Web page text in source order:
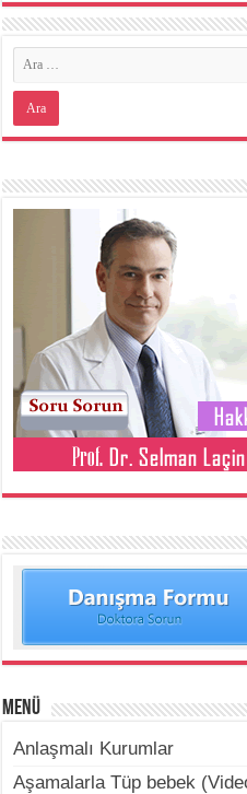
Menü
Anlaşmalı Kurumlar
Aşamalarla Tüp bebek